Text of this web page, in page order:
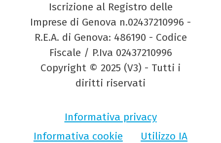
Iscrizione al Registro delle
Imprese di Genova n.02437210996 -
R.E.A. di Genova: 486190 - Codice
Fiscale / P.Iva 02437210996
Copyright © 2025 (V3) - Tutti i
diritti riservati
Informativa privacy
Informativa cookie
Utilizzo IA